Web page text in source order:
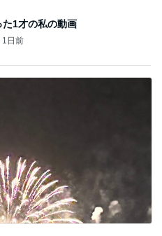
読む
いと言われた結果
1日前